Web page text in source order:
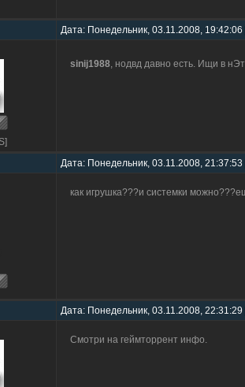
Дата: Понедельник, 03.11.2008,
sinij1988 , нодвд давно есть. Ищи в
Дата: Понедельник, 03.11.2008,
как игрушка???и системки
Дата: Понедельник, 03.11.2008,
Смотри на геймторрент инфо.